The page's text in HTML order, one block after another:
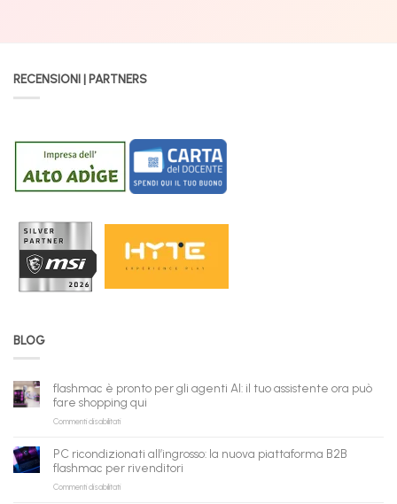
RECENSIONI | PARTNERS
BLOG
flashmac è pronto per gli agenti AI: il tuo assistente ora può
fare shopping qui
Commenti disabilitatisu
pronto
per
gli
PC ricondizionati all’ingrosso: la nuova piattaforma B2B
flashmac per rivenditori
Commenti disabilitatisu